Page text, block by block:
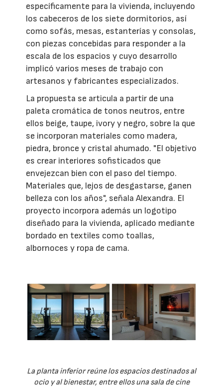
específicamente para la vivienda, incluyendo
los cabeceros de los siete dormitorios, así
como sofás, mesas, estanterías y consolas,
con piezas concebidas para responder a la
escala de los espacios y cuyo desarrollo
implicó varios meses de trabajo con
artesanos y fabricantes especializados.
La propuesta se articula a partir de una
paleta cromática de tonos neutros, entre
ellos beige, taupe, ivory y negro, sobre la que
se incorporan materiales como madera,
piedra, bronce y cristal ahumado. "El objetivo
es crear interiores sofisticados que
envejezcan bien con el paso del tiempo.
Materiales que, lejos de desgastarse, ganen
belleza con los años", señala Alexandra. El
proyecto incorpora además un logotipo
diseñado para la vivienda, aplicado mediante
bordado en textiles como toallas,
albornoces y ropa de cama.
La planta inferior reúne los espacios destinados al
ocio y al bienestar, entre ellos una sala de cine